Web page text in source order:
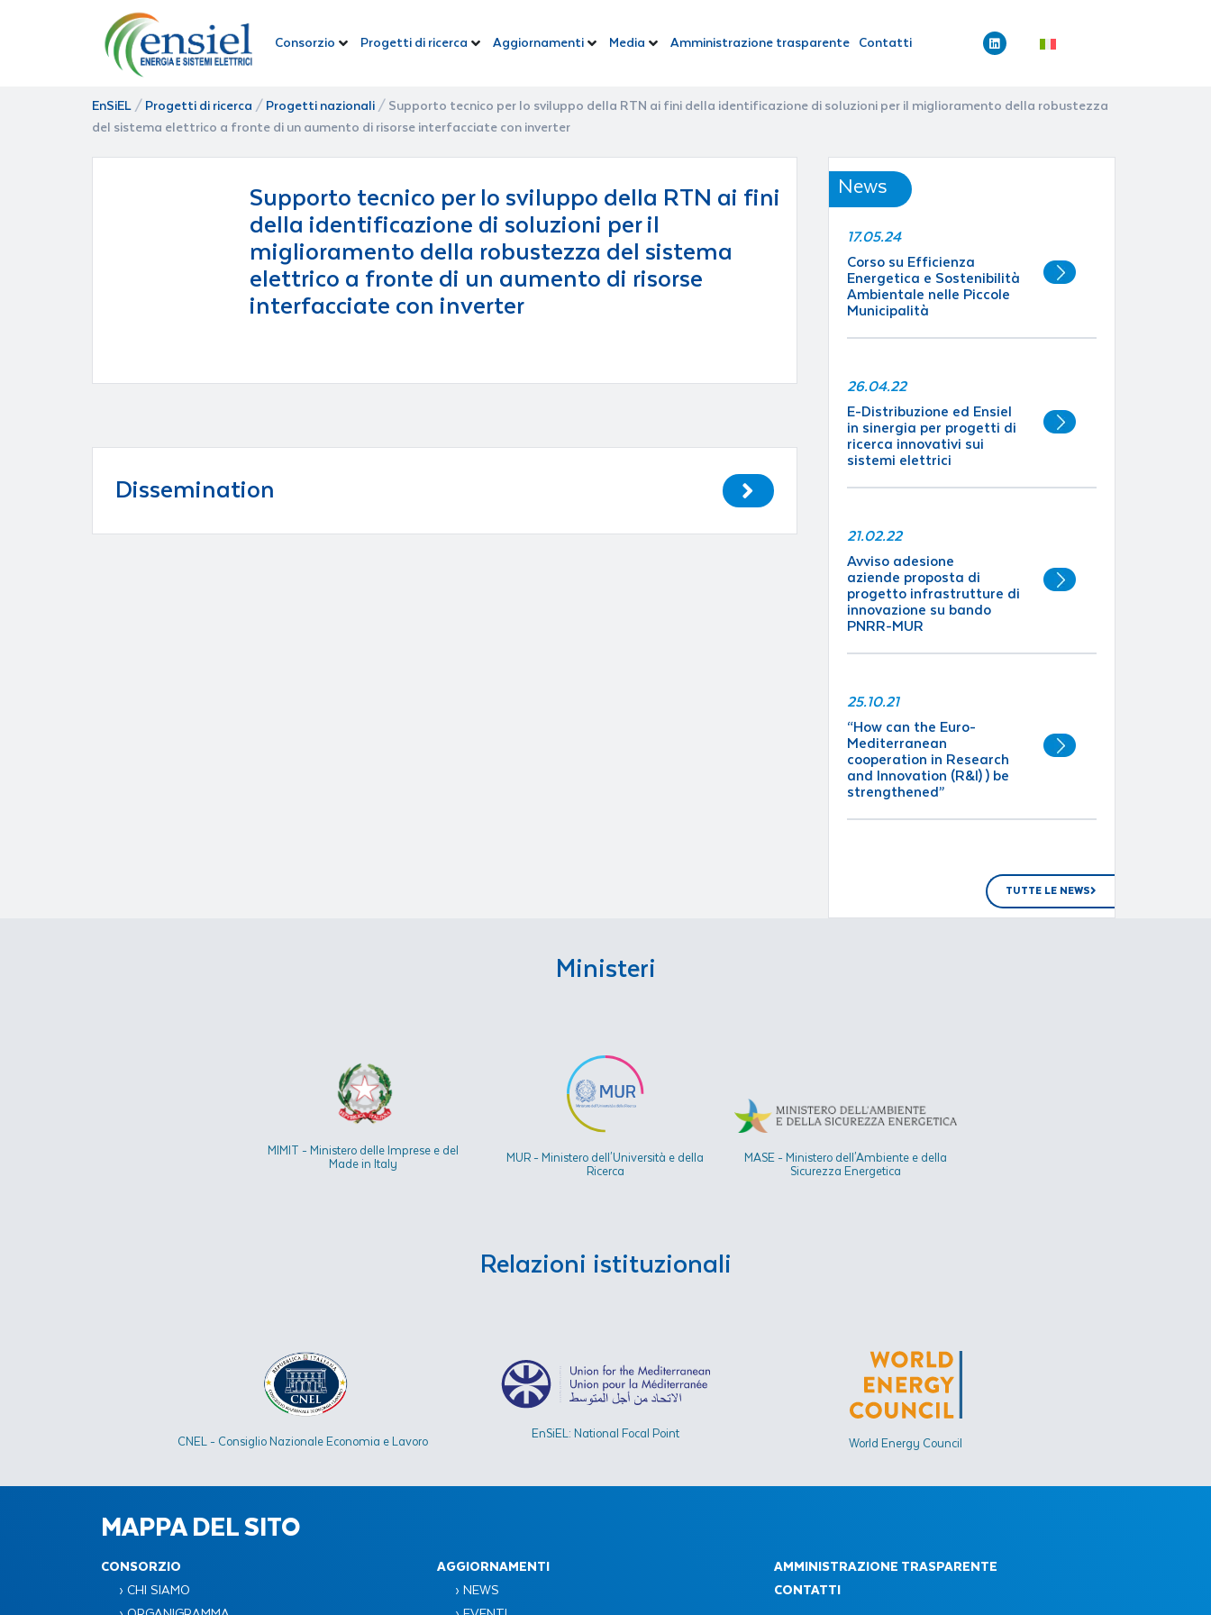
Consorzio Progetti di ricerca Aggiornamenti Media Amministrazione trasparente Contatti
EnSiEL / Progetti di ricerca / Progetti nazionali / Supporto tecnico per lo sviluppo della RTN ai fini della identificazione di soluzioni per il miglioramento della robustezza
del sistema elettrico a fronte di un aumento di risorse interfacciate con inverter
Supporto tecnico per lo sviluppo della RTN ai fini
della identificazione di soluzioni per il
miglioramento della robustezza del sistema
elettrico a fronte di un aumento di risorse
interfacciate con inverter
Dissemination
News
17.05.24
Corso su Efficienza
Energetica e Sostenibilità
Ambientale nelle Piccole
Municipalità
26.04.22
E-Distribuzione ed Ensiel
in sinergia per progetti di
ricerca innovativi sui
sistemi elettrici
21.02.22
Avviso adesione
aziende proposta di
progetto infrastrutture di
innovazione su bando
PNRR-MUR
25.10.21
“How can the Euro-
Mediterranean
cooperation in Research
and Innovation (R&I) ) be
strengthened”
TUTTE LE NEWS
Ministeri
MIMIT - Ministero delle Imprese e del
Made in Italy
MUR - Ministero dell'Università e della
Ricerca
MASE - Ministero dell'Ambiente e della
Sicurezza Energetica​
Relazioni istituzionali
CNEL - Consiglio Nazionale Economia e Lavoro
EnSiEL: National Focal Point
World Energy Council
MAPPA DEL SITO
CONSORZIO
› CHI SIAMO
AGGIORNAMENTI
› NEWS
AMMINISTRAZIONE TRASPARENTE
CONTATTI